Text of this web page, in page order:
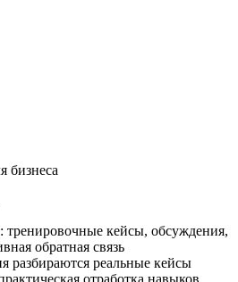
бизнеса
кейсы, обсуждения,
обратная связь
разбираются реальные кейсы
отработка навыков.